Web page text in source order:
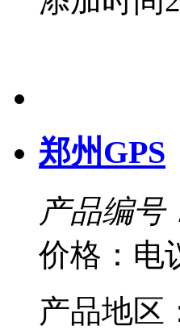
郑州GPS
产品编号
价格：电
产品地区